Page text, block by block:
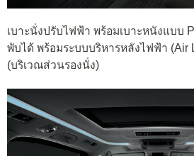
เบาะนั่งปรับไฟฟ้า พร้อมเบาะหนังแบบ
พับได้ พร้อมระบบบริหารหลังไฟฟ้า (Air
(บริเวณส่วนรองนั่ง)